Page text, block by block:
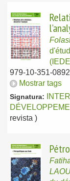
979-10-351-
Mostrar tags
Signatura:
revista )